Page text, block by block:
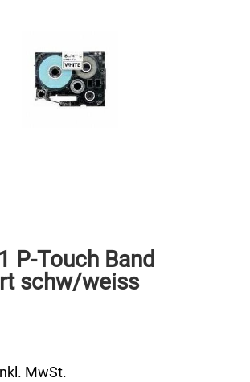
P-Touch Band
schw/weiss
MwSt.